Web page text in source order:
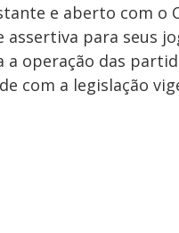
e aberto com o
para seus
operação das
com a legislação